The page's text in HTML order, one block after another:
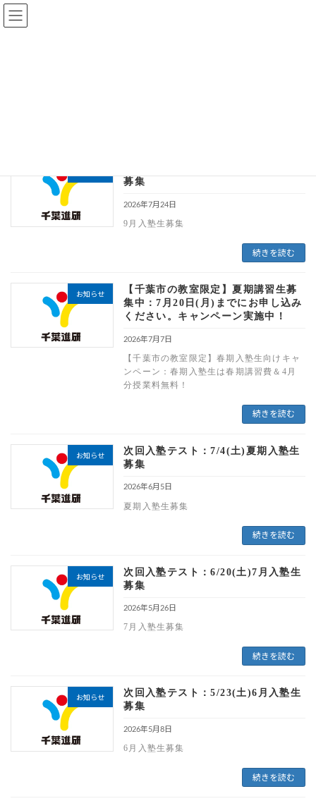
次回入塾テスト：8/21(金)9月入塾生募集
募集
2026年7月24日
9月入塾生募集
続きを読む
お知らせ
【千葉市の教室限定】夏期講習生募
集中：7月20日(月)までにお申し込み
ください。キャンペーン実施中！
2026年7月7日
【千葉市の教室限定】春期入塾生向けキャ
ンペーン：春期入塾生は春期講習費＆4月
分授業料無料！
続きを読む
お知らせ
次回入塾テスト：7/4(土)夏期入塾生
募集
2026年6月5日
夏期入塾生募集
続きを読む
お知らせ
次回入塾テスト：6/20(土)7月入塾生
募集
2026年5月26日
7月入塾生募集
続きを読む
お知らせ
次回入塾テスト：5/23(土)6月入塾生
募集
2026年5月8日
6月入塾生募集
続きを読む